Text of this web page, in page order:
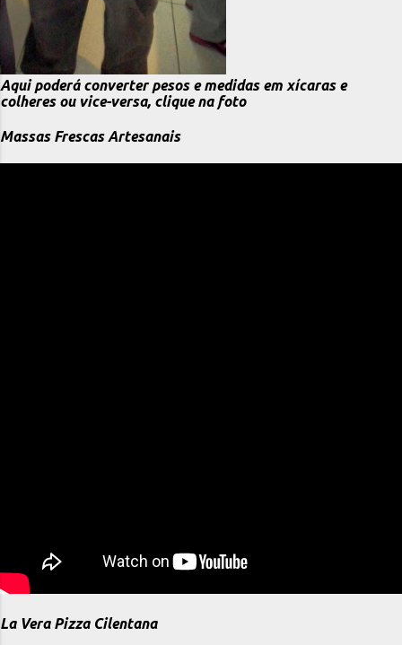
Aqui poderá converter pesos e medidas em xícaras e
colheres ou vice-versa, clique na foto
Massas Frescas Artesanais
La Vera Pizza Cilentana